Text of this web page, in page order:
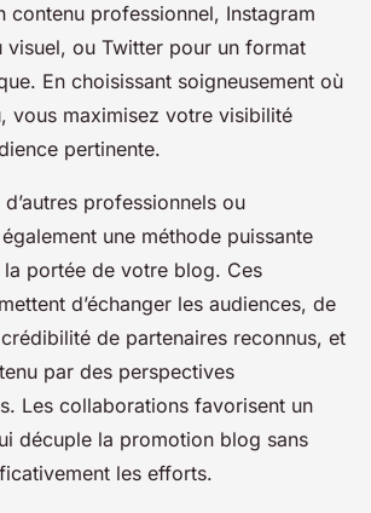
contenu professionnel, Instagram
visuel, ou Twitter pour un format
En choisissant soigneusement où
vous maximisez votre visibilité
pertinente.
professionnels ou
une méthode puissante
portée de votre blog. Ces
d’échanger les audiences, de
de partenaires reconnus, et
par des perspectives
Les collaborations favorisent un
décuple la promotion blog sans
les efforts.